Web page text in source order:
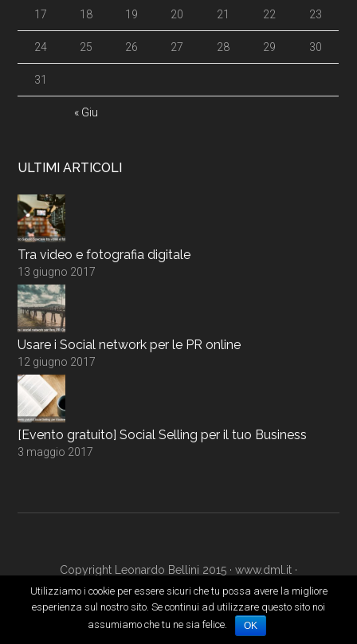
« Giu
17 18 19 20 21 22 23
24 25 26 27 28 29 30
31
ULTIMI ARTICOLI
Tra video e fotografia digitale
13 giugno 2017
Usare i Social network per le PR online
12 giugno 2017
[Evento gratuito] Social Selling per il tuo Business
3 maggio 2017
Copyright Leonardo Bellini 2015 · www.dml.it ·
www.digitalmarketingacademy.it· Login
Utilizziamo i cookie per essere sicuri che tu possa avere la migliore
esperienza sul nostro sito. Se continui ad utilizzare questo sito noi
assumiamo che tu ne sia felice.
OK